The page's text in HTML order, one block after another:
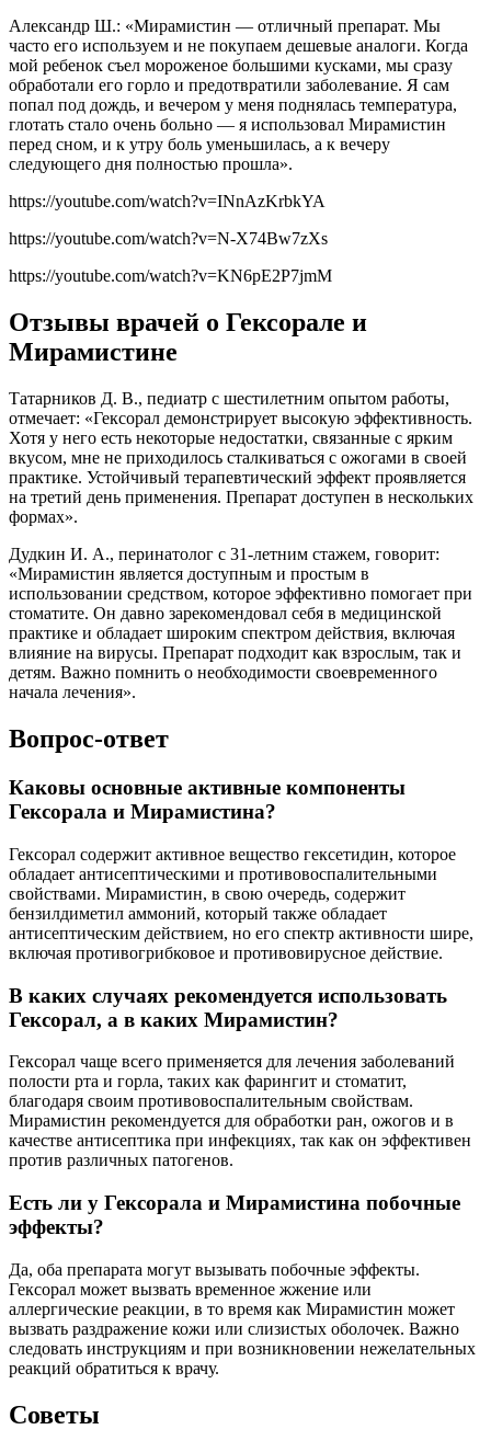
Александр Ш.: «Мирамистин — отличный препарат. Мы
часто его используем и не покупаем дешевые аналоги. Когда
мой ребенок съел мороженое большими кусками, мы сразу
обработали его горло и предотвратили заболевание. Я сам
попал под дождь, и вечером у меня поднялась температура,
глотать стало очень больно — я использовал Мирамистин
перед сном, и к утру боль уменьшилась, а к вечеру
следующего дня полностью прошла».
https://youtube.com/watch?v=INnAzKrbkYA
https://youtube.com/watch?v=N-X74Bw7zXs
https://youtube.com/watch?v=KN6pE2P7jmM
Отзывы врачей о Гексорале и
Мирамистине
Татарников Д. В., педиатр с шестилетним опытом работы,
отмечает: «Гексорал демонстрирует высокую эффективность.
Хотя у него есть некоторые недостатки, связанные с ярким
вкусом, мне не приходилось сталкиваться с ожогами в своей
практике. Устойчивый терапевтический эффект проявляется
на третий день применения. Препарат доступен в нескольких
формах».
Дудкин И. А., перинатолог с 31-летним стажем, говорит:
«Мирамистин является доступным и простым в
использовании средством, которое эффективно помогает при
стоматите. Он давно зарекомендовал себя в медицинской
практике и обладает широким спектром действия, включая
влияние на вирусы. Препарат подходит как взрослым, так и
детям. Важно помнить о необходимости своевременного
начала лечения».
Вопрос-ответ
Каковы основные активные компоненты
Гексорала и Мирамистина?
Гексорал содержит активное вещество гексетидин, которое
обладает антисептическими и противовоспалительными
свойствами. Мирамистин, в свою очередь, содержит
бензилдиметил аммоний, который также обладает
антисептическим действием, но его спектр активности шире,
включая противогрибковое и противовирусное действие.
В каких случаях рекомендуется использовать
Гексорал, а в каких Мирамистин?
Гексорал чаще всего применяется для лечения заболеваний
полости рта и горла, таких как фарингит и стоматит,
благодаря своим противовоспалительным свойствам.
Мирамистин рекомендуется для обработки ран, ожогов и в
качестве антисептика при инфекциях, так как он эффективен
против различных патогенов.
Есть ли у Гексорала и Мирамистина побочные
эффекты?
Да, оба препарата могут вызывать побочные эффекты.
Гексорал может вызвать временное жжение или
аллергические реакции, в то время как Мирамистин может
вызвать раздражение кожи или слизистых оболочек. Важно
следовать инструкциям и при возникновении нежелательных
реакций обратиться к врачу.
Советы